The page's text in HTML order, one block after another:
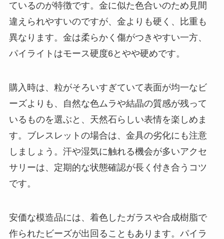
ているのが特徴です。金に似た色合いのため見間
違えられやすいのですが、金よりも硬く、比重も
異なります。金は柔らかく傷がつきやすい一方、
パイライトはモース硬度6とやや硬めです。
購入時は、粒がそろいすぎていて表面が均一なビ
ーズよりも、自然な色ムラや結晶の質感が残って
いるものを選ぶと、天然石らしい表情を楽しめま
す。ブレスレットの場合は、金具の劣化にも注意
しましょう。汗や湿気に触れる機会が多いアクセ
サリーは、定期的な状態確認が長く付き合うコツ
です。
安価な模造品には、着色したガラスや合成樹脂で
作られたビーズが出回ることもあります。パイラ